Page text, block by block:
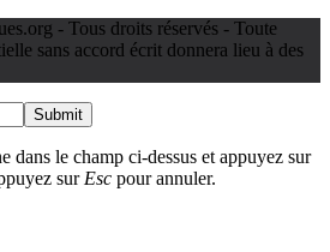
- Tous droits réservés - Toute
sans accord écrit donnera lieu à des
Submit
dans le champ ci-dessus et appuyez sur
sur Esc pour annuler.